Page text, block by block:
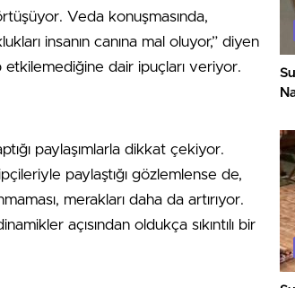
Veda konuşmasında,
insanın canına mal oluyor,” diyen
etkilemediğine dair ipuçları veriyor.
paylaşımlarla dikkat çekiyor.
paylaştığı gözlemlense de,
merakları daha da artırıyor.
açısından oldukça sıkıntılı bir